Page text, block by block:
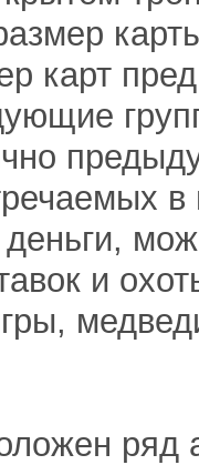
карт
и
ряд